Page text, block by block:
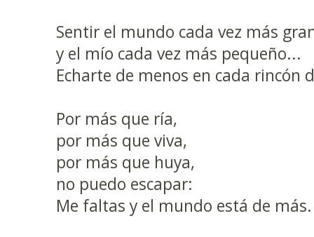
Sentir el mundo cada vez más
y el mío cada vez más pequeño...
Echarte de menos en cada rincón
Por más que ría,
por más que viva,
por más que huya,
no puedo escapar:
Me faltas y el mundo está de más.